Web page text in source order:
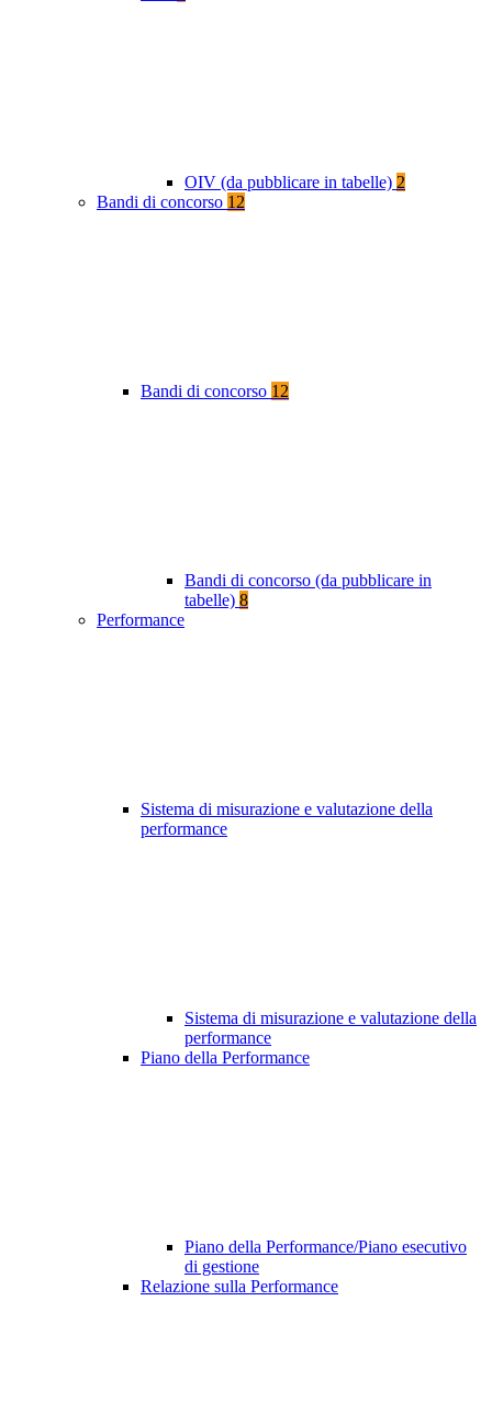
OIV (da pubblicare in tabelle) 2
Bandi di concorso 12
Bandi di concorso 12
Bandi di concorso (da pubblicare in
tabelle) 8
Performance
Sistema di misurazione e valutazione della
performance
Sistema di misurazione e valutazione della
performance
Piano della Performance
Piano della Performance/Piano esecutivo
di gestione
Relazione sulla Performance